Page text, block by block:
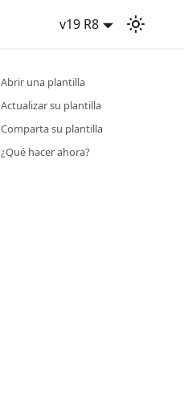
v19 R8
Abrir una plantilla
Actualizar su plantilla
Comparta su plantilla
¿Qué hacer ahora?